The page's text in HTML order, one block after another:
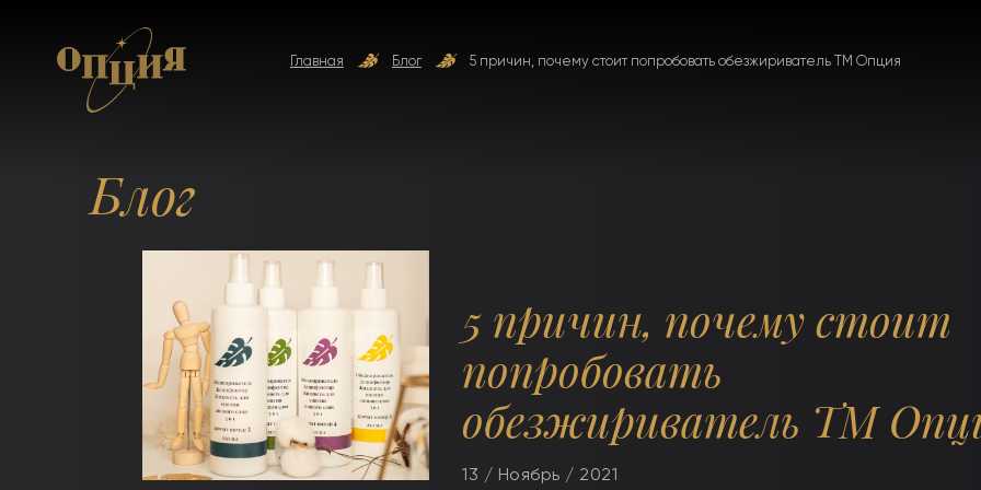
Главная Блог 5 причин, почему стоит попробовать обезжириватель ТМ Опция
Блог
5 причин, почему стоит
попробовать
обезжириватель ТМ
13 / Ноябрь / 2021